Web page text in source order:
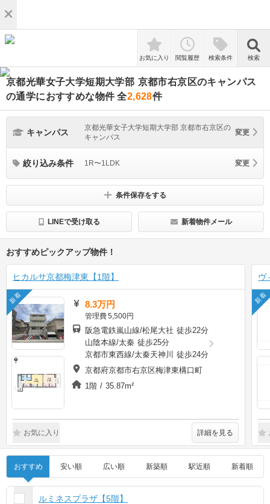
検索
お気に入り 閲覧履歴 検索条件 検索
京都光華女子大学短期大学部 京都市右京区のキャンパス
の通学におすすめな物件 全2,628件
キャンパス
京都光華女子大学短期大学部 京都市右京区の
キャンパス
変更
絞り込み条件 1R〜1LDK 変更
条件保存をする
LINEで受け取る 新着物件メール
おすすめピックアップ物件！
ヒカルサ京都梅津東【1階】
新着 8.3万円
管理費5,500円
阪急電鉄嵐山線/松尾大社 徒歩22分
山陰本線/太秦 徒歩25分
京都市東西線/太秦天神川 徒歩24分
京都府京都市右京区梅津東構口町
1階 / 35.87m²
お気に入り 詳細を見る
ヴ
新着
おすすめ 安い順 広い順 新築順 駅近順 新着順
ルミネスプラザ【5階】